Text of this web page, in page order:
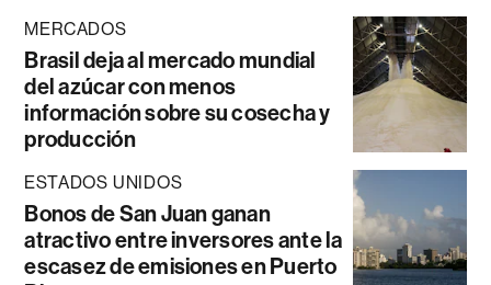
MERCADOS
Brasil deja al mercado mundial
del azúcar con menos
información sobre su cosecha y
producción
ESTADOS UNIDOS
Bonos de San Juan ganan
atractivo entre inversores ante la
escasez de emisiones en Puerto